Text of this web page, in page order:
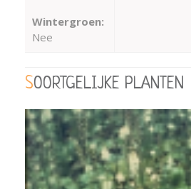
Wintergroen:
Nee
SOORTGELIJKE PLANTEN